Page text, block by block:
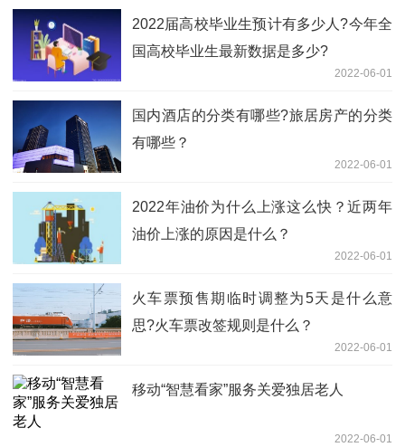
​2022届高校毕业生预计有多少人?今年全
国高校毕业生最新数据是多少?
2022-06-01
国内酒店的分类有哪些?旅居房产的分类
有哪些？
2022-06-01
2022年油价为什么上涨这么快？近两年
油价上涨的原因是什么？
2022-06-01
火车票预售期临时调整为5天是什么意
思?火车票改签规则是什么？
2022-06-01
移动“智慧看家”服务关爱独居老人
2022-06-01